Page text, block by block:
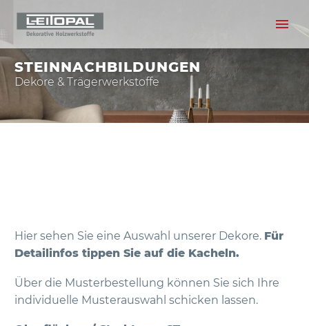
STEINNACHBILDUNGEN
Dekore & Trägerwerkstoffe
Hier sehen Sie eine Auswahl unserer Dekore. Für
Detailinfos tippen Sie auf die Kacheln.
Über die Musterbestellung können Sie sich Ihre
individuelle Musterauswahl schicken lassen.